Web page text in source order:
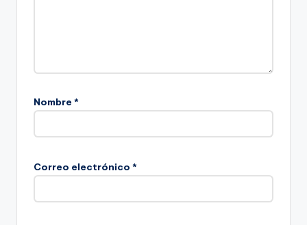
Nombre *
Correo electrónico *